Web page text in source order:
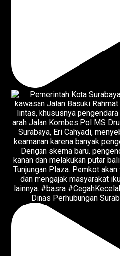
Dinas Perhubungan